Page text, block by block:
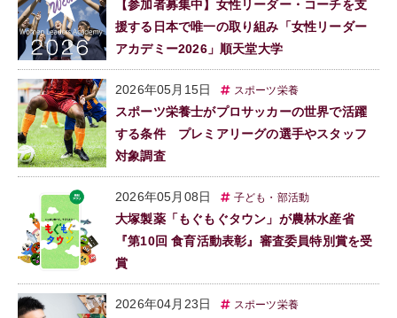
【参加者募集中】女性リーダー・コーチを支
援する日本で唯一の取り組み「女性リーダー
アカデミー2026」順天堂大学
2026年05月15日 スポーツ栄養
スポーツ栄養士がプロサッカーの世界で活躍
する条件 プレミアリーグの選手やスタッフ
対象調査
2026年05月08日 子ども・部活動
大塚製薬「もぐもぐタウン」が農林水産省
『第10回 食育活動表彰』審査委員特別賞を受
賞
2026年04月23日 スポーツ栄養